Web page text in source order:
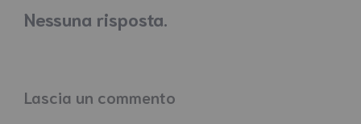
Nessuna risposta.
Lascia un commento